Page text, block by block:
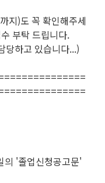
지)도 꼭 확인해주세
부탁 드립니다.
당하고 있습니다...)
의 '졸업신청공고문'